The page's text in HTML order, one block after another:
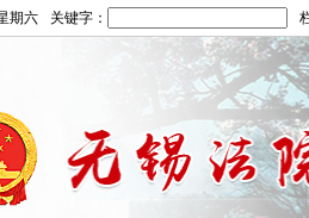
期六 关键字：